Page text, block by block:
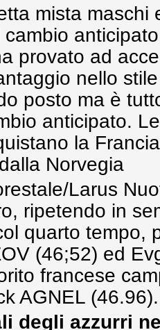
mista
provato ad
nello
posto ma è
anticipato.
la
Norvegia
Larus
ripetendo in
quarto tempo,
(46;52) ed
francese
AGNEL
degli azzurri